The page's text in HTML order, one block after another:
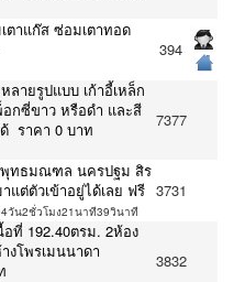
ตาแก๊ส ซ่อมเตาทอด
394
ลายรูปแบบ เก้าอี้เหล็ก
กซี่ขาว หรือดำ และสี
ราคา 0 บาท
7377
ทธมณฑล นครปฐม สิร
แต่ตัวเข้าอยู่ได้เลย ฟรี
วัน2ชั่วโมง21นาที39วินาที
3731
ที่ 192.40ตรม. 2ห้อง
งโพรเมนนาดา
3832